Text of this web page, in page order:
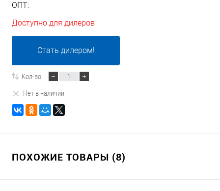
ОПТ:
Доступно для дилеров
Стать дилером!
Кол-во:
Нет в наличии
ПОХОЖИЕ ТОВАРЫ (8)